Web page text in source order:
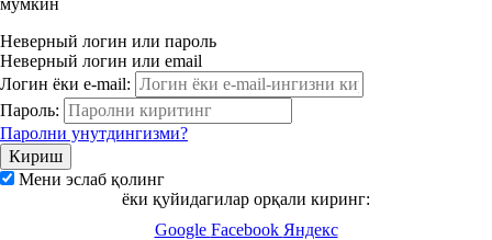
Неверный логин или пароль
Неверный логин или email
Логин ёки e-mail:
Пароль:
Паролни унутдингизми?
Мени эслаб қолинг
ёки қуйидагилар орқали киринг:
Google Facebook Яндекс